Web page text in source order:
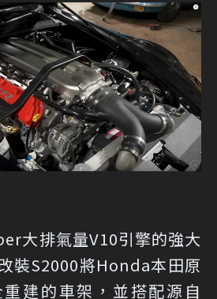
大排氣量V10引擎的強大
裝S2000將Honda本田原
建的車架，並搭配源自